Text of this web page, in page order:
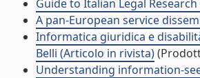
Guide to Italian Legal
A pan-European service
Informatica giuridica e
Belli (Articolo in rivista)
Understanding information-